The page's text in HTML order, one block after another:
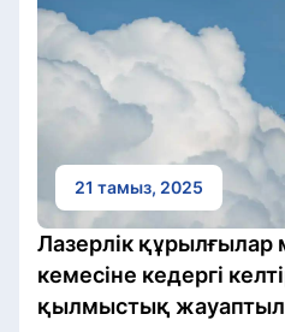
21 тамыз, 2025
Лазерлік құрылғылар
кемесіне кедергі
қылмыстық